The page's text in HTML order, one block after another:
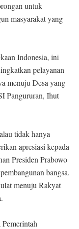
untuk
masyarakat yang
Indonesia, ini
pelayanan
menuju Desa yang
Pangururan, Ihut
tidak hanya
apresiasi kepada
Presiden Prabowo
bangsa.
menuju Rakyat